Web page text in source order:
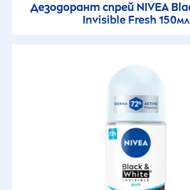
Дезодорант спрей NIVEA
Invisible Fresh 150мл